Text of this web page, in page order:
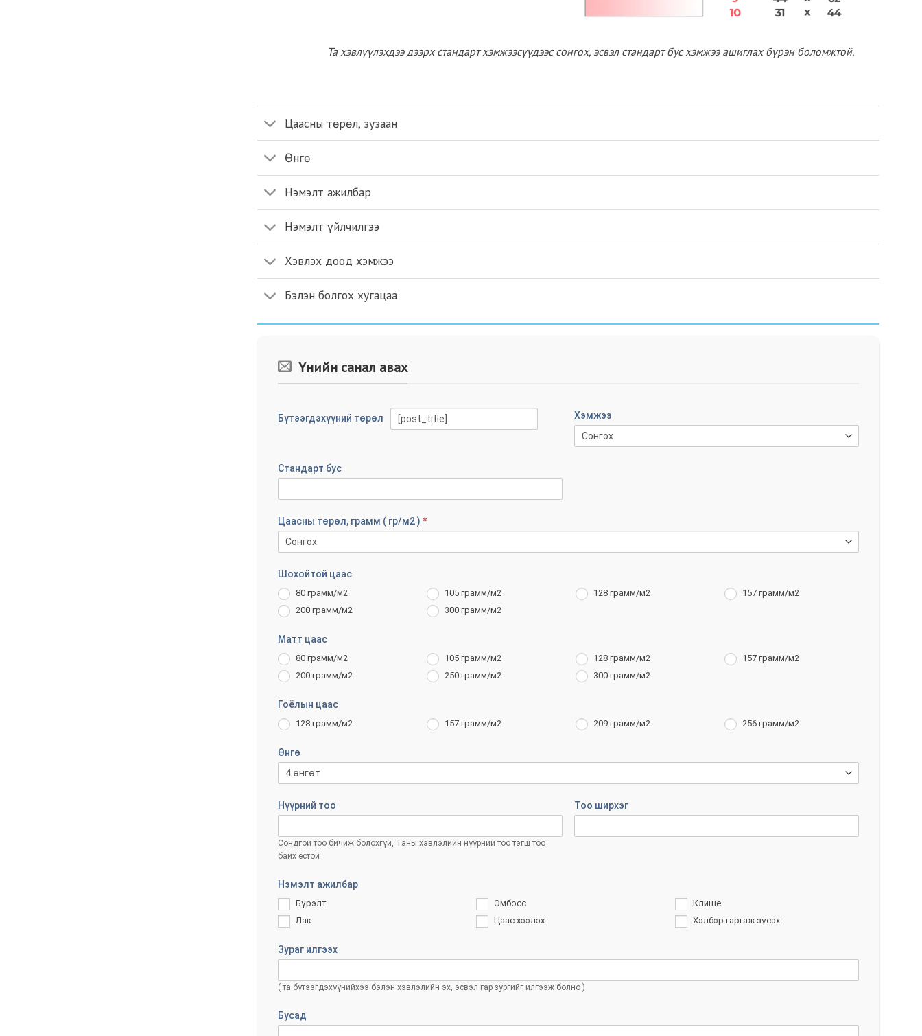
Та хэвлүүлэхдээ дээрх стандарт хэмжээсүүдээс сонгох, эсвэл стандарт бус хэмжээ ашиглах бүрэн боломжтой.
Цаасны төрөл, зузаан
Өнгө
Нэмэлт ажилбар
Нэмэлт үйлчилгээ
Хэвлэх доод хэмжээ
Бэлэн болгох хугацаа
Үнийн санал авах
CALENDAR
Бүтээгдэхүүний төрөл Хэмжээ
Стандарт бус
Цаасны төрөл, грамм ( гр/м2 ) *
Шохойтой цаас
80 грамм/м2 105 грамм/м2 128 грамм/м2
157 грамм/м2
200 грамм/м2
300 грамм/м2
Матт цаас
80 грамм/м2 105 грамм/м2 128 грамм/м2
157 грамм/м2
200 грамм/м2
250 грамм/м2 300 грамм/м2
Гоёлын цаас
128 грамм/м2 157 грамм/м2 209 грамм/м2 256 грамм/м2
Өнгө
Нүүрний тоо
Сондгой тоо бичиж болохгүй, Таны хэвлэлийн нүүрний тоо тэгш тоо
байх ёстой
Тоо ширхэг
Нэмэлт ажилбар
Бүрэлт Эмбосс
Клише
Лак
Цаас хээлэх Хэлбэр гаргаж зүсэх
Зураг илгээх
( та бүтээгдэхүүнийхээ бэлэн хэвлэлийн эх, эсвэл гар зургийг илгээж болно )
Бусад